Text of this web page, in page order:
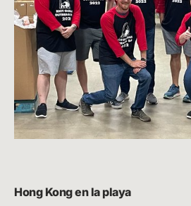
Hong Kong en la playa